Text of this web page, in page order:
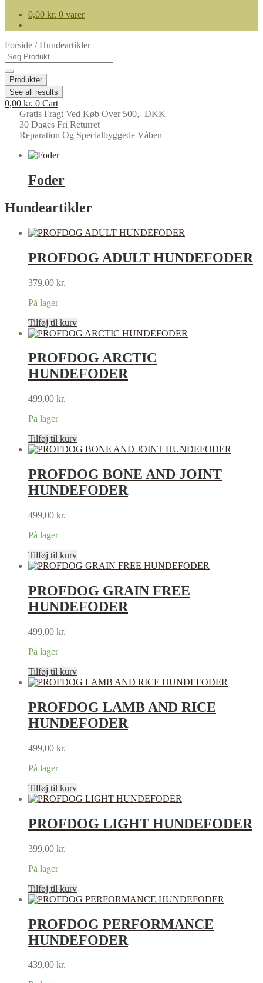
0,00 kr. 0 varer
Forside /Hundeartikler
Search
...
Produkter
See all results
0,00 kr. 0 Cart
Gratis Fragt Ved Køb Over 500,- DKK
30 Dages Fri Returret
Reparation Og Specialbyggede Våben
Foder
Hundeartikler
PROFDOG ADULT HUNDEFODER
379,00 kr.
På lager
Tilføj til kurv
PROFDOG ARCTIC
HUNDEFODER
499,00 kr.
På lager
Tilføj til kurv
PROFDOG BONE AND JOINT
HUNDEFODER
499,00 kr.
På lager
Tilføj til kurv
PROFDOG GRAIN FREE
HUNDEFODER
499,00 kr.
På lager
Tilføj til kurv
PROFDOG LAMB AND RICE
HUNDEFODER
499,00 kr.
På lager
Tilføj til kurv
PROFDOG LIGHT HUNDEFODER
399,00 kr.
På lager
Tilføj til kurv
PROFDOG PERFORMANCE
HUNDEFODER
439,00 kr.